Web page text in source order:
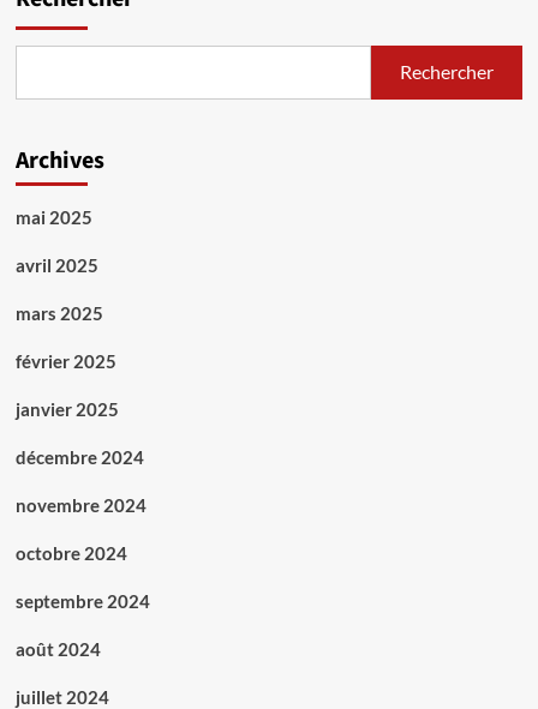
Rechercher
Archives
mai 2025
avril 2025
mars 2025
février 2025
janvier 2025
décembre 2024
novembre 2024
octobre 2024
septembre 2024
août 2024
juillet 2024